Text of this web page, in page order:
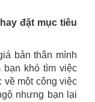
đặt mục tiêu
bản thân mình
khó tìm việc
về một công việc
nhưng bạn lại